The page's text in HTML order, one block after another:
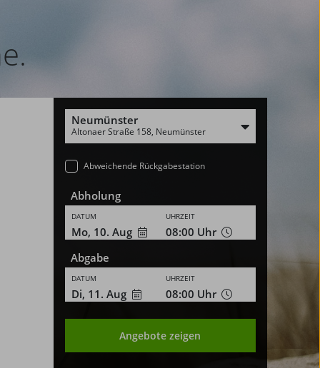
Neumünster
Altonaer Straße 158, Neumünster
Abweichende Rückgabestation
Abholung
DATUM
Mo, 10. Aug
UHRZEIT
08:00 Uhr
Abgabe
DATUM
Di, 11. Aug
UHRZEIT
08:00 Uhr
Angebote zeigen